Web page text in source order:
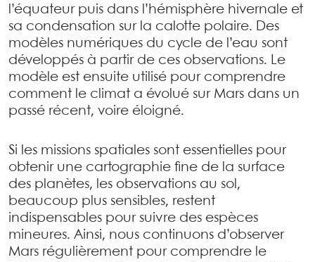
l’équateur puis dans l’hémisphère hivernale et
sa condensation sur la calotte polaire. Des
modèles numériques du cycle de l’eau sont
développés à partir de ces observations. Le
modèle est ensuite utilisé pour comprendre
comment le climat a évolué sur Mars dans un
passé récent, voire éloigné.
Si les missions spatiales sont essentielles pour
obtenir une cartographie fine de la surface
des planètes, les observations au sol,
beaucoup plus sensibles, restent
indispensables pour suivre des espèces
mineures. Ainsi, nous continuons d’observer
Mars régulièrement pour comprendre le